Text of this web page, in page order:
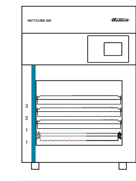
1
1
2
3